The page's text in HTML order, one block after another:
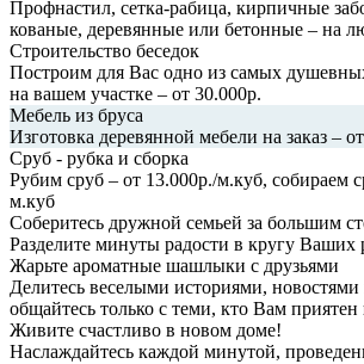
Профнастил, сетка-рабица, кирпичные
кованые, деревянные или бетонные – на
Строительство беседок
Построим для Вас одно из самых
на вашем участке – от 30.000р.
Мебель из бруса
Изготовка деревянной мебели на заказ –
Сруб - рубка и сборка
Рубим сруб – от 13.000р./м.куб, собираем
м.куб
Соберитесь дружной семьей за большим
Разделите минуты радости в кругу
Жарьте ароматные шашлыки с друзьями
Делитесь веселыми историями,
общайтесь только с теми, кто Вам приятен
Живите счастливо в новом доме!
Наслаждайтесь каждой минутой,